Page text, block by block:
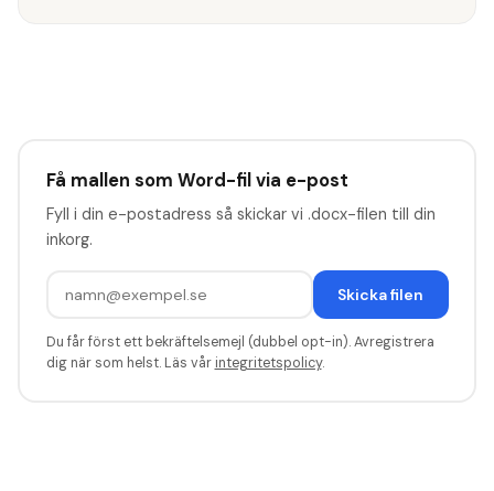
Få mallen som Word-fil via e-post
Fyll i din e-postadress så skickar vi .docx-filen till din
inkorg.
Skicka filen
Du får först ett bekräftelsemejl (dubbel opt-in). Avregistrera
dig när som helst. Läs vår integritetspolicy.